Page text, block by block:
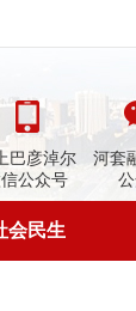
巴彦淖尔
公众号
河套
会民生